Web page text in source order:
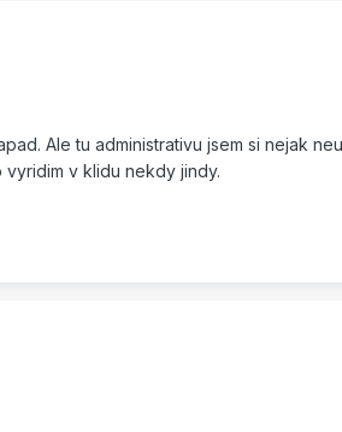
Ale tu administrativu jsem si nejak
v klidu nekdy jindy.